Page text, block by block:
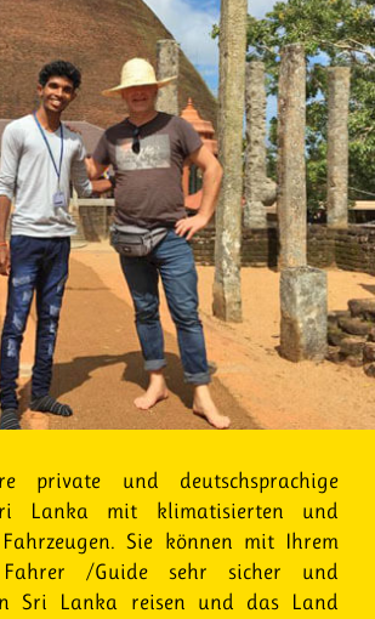
private und deutschsprachige
Lanka mit klimatisierten und
Sie können mit Ihrem
Fahrer /Guide sehr sicher und
Sri Lanka reisen und das Land